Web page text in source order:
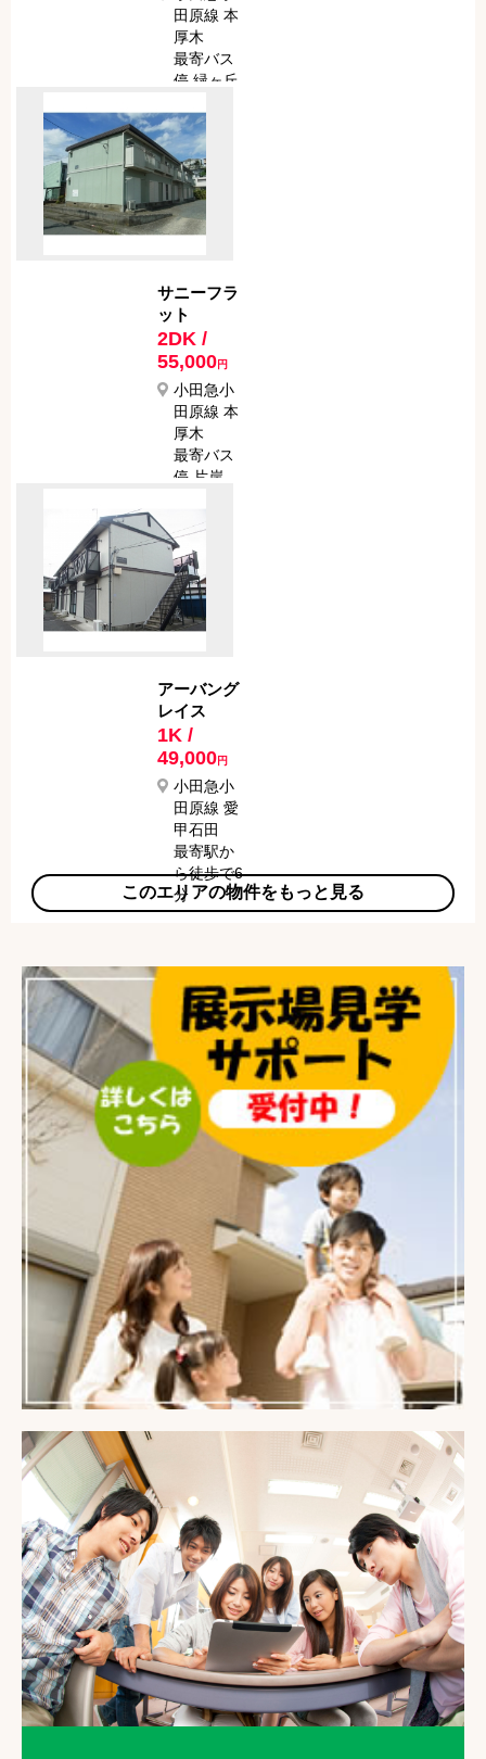
田原線 本
厚木
最寄バス
停 緑ヶ丘
最寄駅か
らバスで
9分
最寄バス
停から徒
歩で 5分
サニーフラ
ット
2DK /
55,000円
小田急小
田原線 本
厚木
最寄バス
停 片岸
6分
最寄バス
停から徒
歩で 3分
アーバング
レイス
1K /
49,000円
小田急小
田原線 愛
甲石田
最寄駅か
ら徒歩で6
分
このエリアの物件をもっと見る